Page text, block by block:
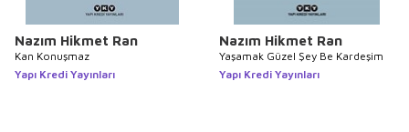
Nazım Hikmet Ran
Kan Konuşmaz
Yapı Kredi Yayınları
Nazım Hikmet Ran
Yaşamak Güzel Şey Be Kardeşim
Yapı Kredi Yayınları